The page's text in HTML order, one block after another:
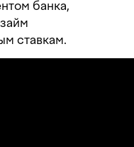
банка,
ставкам.